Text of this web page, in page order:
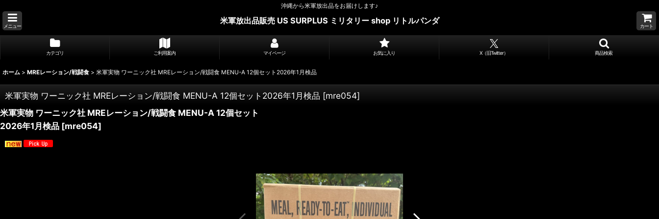
沖縄から米軍放出品をお届けします♪
メニュー
米軍放出品販売 US SURPLUS ミリタリー shop リトルパンダ
カート
カテゴリ ご利用案内 マイページ お気に入り X（旧Twitter） 商品検索
ホーム > MREレーション/戦闘食 > 米軍実物 ワーニック社 MREレーション/戦闘食 MENU-A 12個セット2026年1月検品
米軍実物 ワーニック社 MREレーション/戦闘食 MENU-A 12個セット2026年1月検品 [mre054]
米軍実物 ワーニック社 MREレーション/戦闘食 MENU-A 12個セット
2026年1月検品 [mre054]